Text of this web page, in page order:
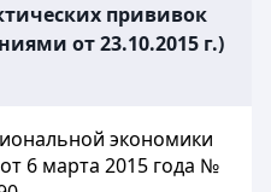
прививок
от 23.10.2015 г.)
экономики
6 марта 2015 года №